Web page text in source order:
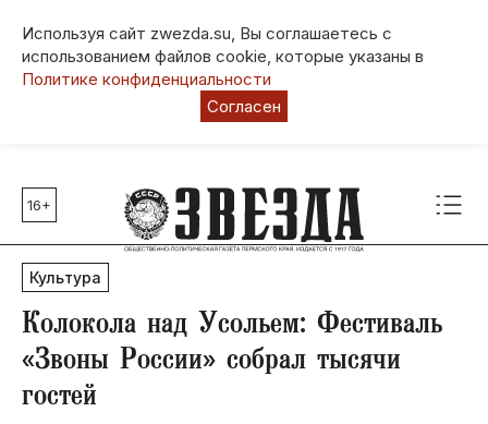
Используя сайт zwezda.su, Вы соглашаетесь с
использованием файлов cookie, которые указаны в
Политике конфиденциальности
Согласен
Главные темы
80 лет Победы
Молодежная столица РФ
СВО
Выборы в Пермском крае
Социальная поддержка
Инфраструктура
16+
Культура
Колокола над Усольем: Фестиваль
«Звоны России» собрал тысячи
гостей